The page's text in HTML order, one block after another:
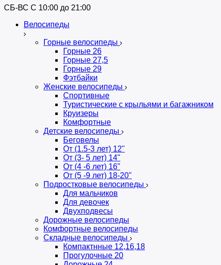
СБ-ВС С 10:00 до 21:00
Велосипеды
Горные велосипеды
Горные 26
Горные 27,5
Горные 29
Фэтбайки
Женские велосипеды
Спортивные
Туристические с крыльями и багажником
Круизеры
Комфортные
Детские велосипеды
Беговелы
От (1.5-3 лет) 12"
От (3- 5 лет) 14"
От (4 -6 лет) 16"
От (5 -9 лет) 18-20"
Подростковые велосипеды
Для мальчиков
Для девочек
Двухподвесы
Дорожные велосипеды
Комфортные велосипеды
Складные велосипеды
Компактнные 12,16,18
Прогулочные 20